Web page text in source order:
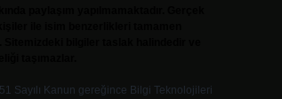
Sayılı Kanun gereğince Bilgi Teknolojileri